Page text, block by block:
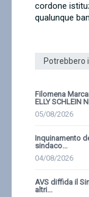
cordone
qualunque
Potrebbero
Filomena
ELLY SCHLEIN
05/08/2026
Inquinamento
sindaco...
04/08/2026
AVS diffida il
altri...